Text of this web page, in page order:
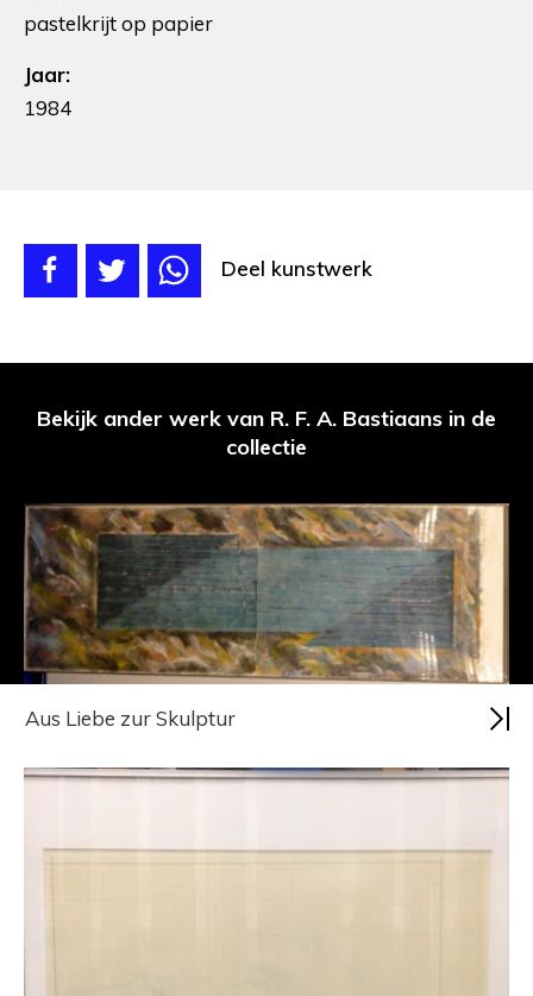
pastelkrijt op papier
Jaar:
1984
Deel kunstwerk
Bekijk ander werk van R. F. A. Bastiaans in de
collectie
Aus Liebe zur Skulptur